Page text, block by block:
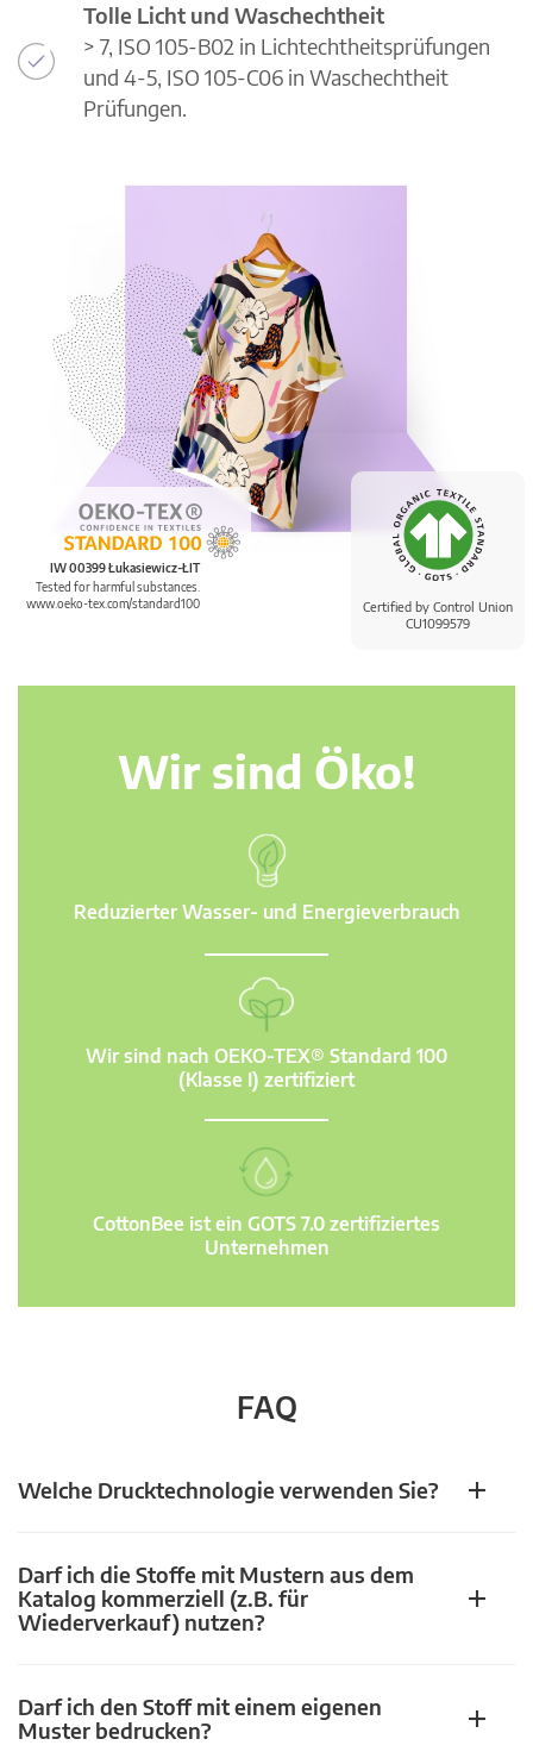
Certified by Control Union
CU1099579
IW 00399 Łukasiewicz-ŁIT
Tested for harmful substances.
www.oeko-tex.com/standard100
Tolle Licht und Waschechtheit
> 7, ISO 105-B02 in Lichtechtheitsprüfungen
und 4-5, ISO 105-C06 in Waschechtheit
Prüfungen.
Wir sind Öko!
Reduzierter Wasser- und Energieverbrauch
Wir sind nach OEKO-TEX® Standard 100
(Klasse I) zertifiziert
CottonBee ist ein GOTS 7.0 zertifiziertes
Unternehmen
FAQ
Welche Drucktechnologie verwenden Sie?
Darf ich die Stoffe mit Mustern aus dem
Katalog kommerziell (z.B. für
Wiederverkauf) nutzen?
Darf ich den Stoff mit einem eigenen
Muster bedrucken?